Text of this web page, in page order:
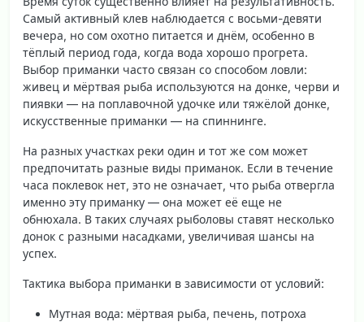
Самый активный клев наблюдается с восьми-девяти
вечера, но сом охотно питается и днём, особенно в
тёплый период года, когда вода хорошо прогрета.
Выбор приманки часто связан со способом ловли:
живец и мёртвая рыба используются на донке, черви и
пиявки — на поплавочной удочке или тяжёлой донке,
искусственные приманки — на спиннинге.
На разных участках реки один и тот же сом может
предпочитать разные виды приманок. Если в течение
часа поклевок нет, это не означает, что рыба отвергла
именно эту приманку — она может её еще не
обнюхала. В таких случаях рыболовы ставят несколько
донок с разными насадками, увеличивая шансы на
успех.
Тактика выбора приманки в зависимости от условий:
Мутная вода: мёртвая рыба, печень, потроха